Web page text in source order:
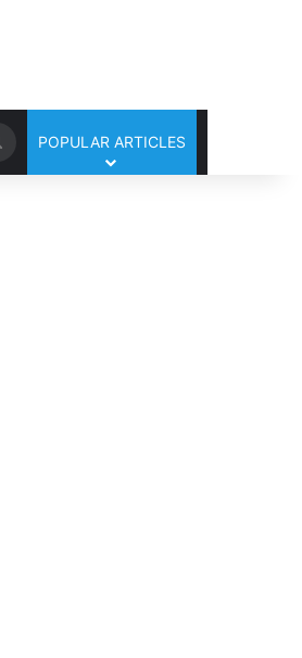
Search
for
POPULAR ARTICLES